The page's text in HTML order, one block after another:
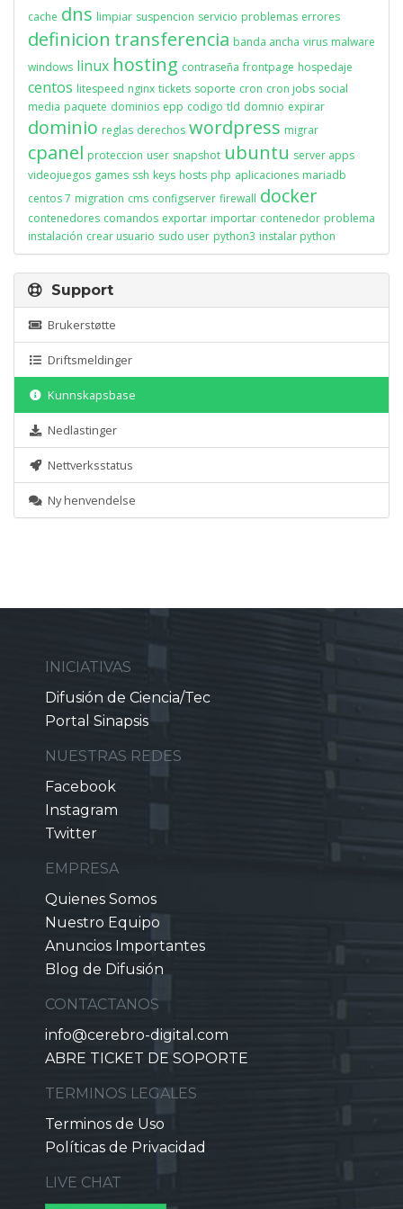
cache dns limpiar suspencion servicio problemas errores
definicion transferencia banda ancha virus malware
windows linux hosting contraseña frontpage hospedaje
centos litespeed nginx tickets soporte cron cron jobs social
media paquete dominios epp codigo tld domnio expirar
dominio reglas derechos wordpress migrar
cpanel proteccion user snapshot ubuntu server apps
videojuegos games ssh keys hosts php aplicaciones mariadb
centos 7 migration cms configserver firewall docker
contenedores comandos exportar importar contenedor problema
instalación crear usuario sudo user python3 instalar python
Support
Brukerstøtte
Driftsmeldinger
Kunnskapsbase
Nedlastinger
Nettverksstatus
Ny henvendelse
INICIATIVAS
Difusión de Ciencia/Tec
Portal Sinapsis
NUESTRAS REDES
Facebook
Instagram
Twitter
EMPRESA
Quienes Somos
Nuestro Equipo
Anuncios Importantes
Blog de Difusión
CONTACTANOS
info@cerebro-digital.com
ABRE TICKET DE SOPORTE
TERMINOS LEGALES
Terminos de Uso
Políticas de Privacidad
LIVE CHAT